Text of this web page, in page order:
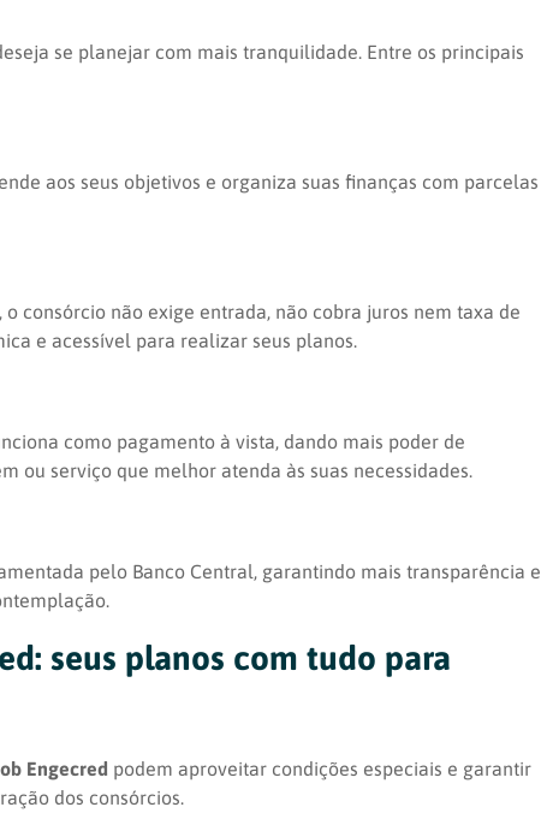
se planejar com mais tranquilidade. Entre os principais
aos seus objetivos e organiza suas finanças com parcelas
consórcio não exige entrada, não cobra juros nem taxa de
e acessível para realizar seus planos.
como pagamento à vista, dando mais poder de
ou serviço que melhor atenda às suas necessidades.
pelo Banco Central, garantindo mais transparência e
seus planos com tudo para
Engecred podem aproveitar condições especiais e garantir
dos consórcios.